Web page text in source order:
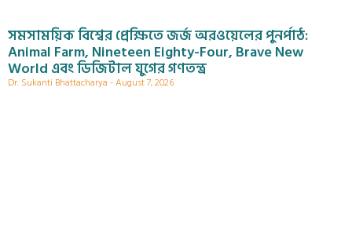
সমসাময়িক বিশ্বের প্রেক্ষিতে জর্জ অরওয়েলের পুনর্পাঠ:
Animal Farm, Nineteen Eighty-Four, Brave New
World এবং ডিজিটাল যুগের গণতন্ত্র
Dr. Sukanti Bhattacharya August 7, 2026